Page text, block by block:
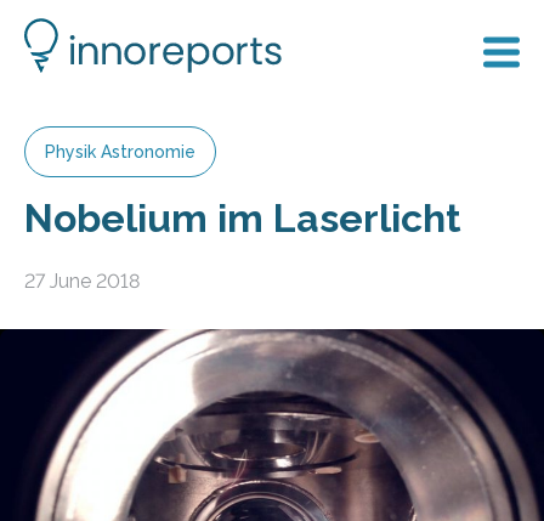
Physik Astronomie
Nobelium im Laserlicht
27 June 2018